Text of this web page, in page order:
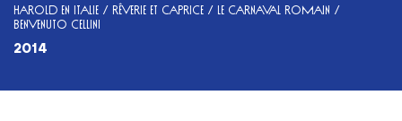
HAROLD EN ITALIE / RÊVERIE ET CAPRICE / LE CARNAVAL ROMAIN /
BENVENUTO CELLINI
2014